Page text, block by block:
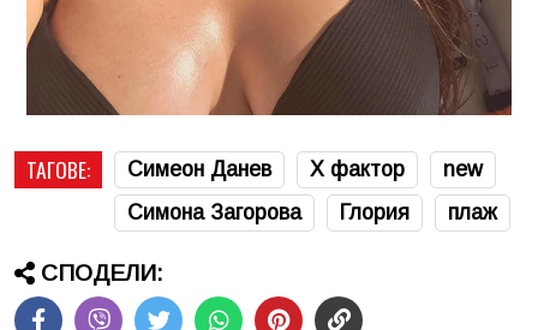
ТАГОВЕ: Симеон Данев Х фактор
new
Симона Загорова
Глория плаж
СПОДЕЛИ: